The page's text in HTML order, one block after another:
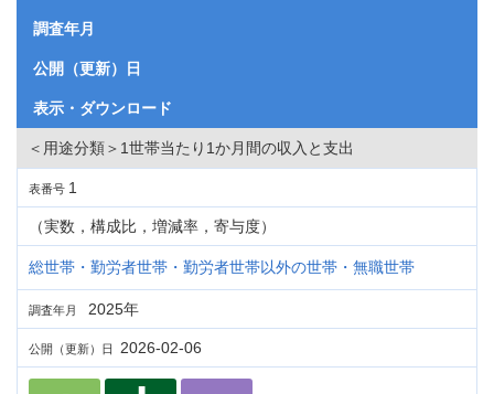
調査年月
公開（更新）日
表示・ダウンロード
＜用途分類＞1世帯当たり1か月間の収入と支出
表番号 1
（実数，構成比，増減率，寄与度）
総世帯・勤労者世帯・勤労者世帯以外の世帯・無職世帯
調査年月 2025年
公開（更新）日 2026-02-06